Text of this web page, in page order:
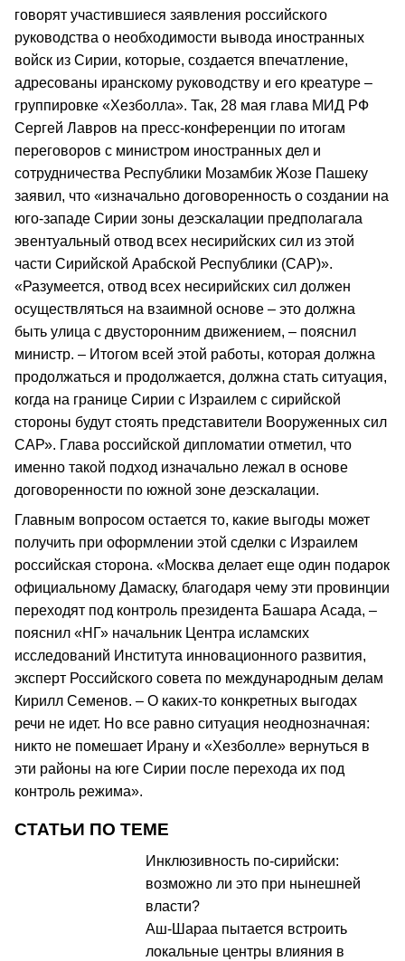
говорят участившиеся заявления российского
руководства о необходимости вывода иностранных
войск из Сирии, которые, создается впечатление,
адресованы иранскому руководству и его креатуре –
группировке «Хезболла». Так, 28 мая глава МИД РФ
Сергей Лавров на пресс-конференции по итогам
переговоров с министром иностранных дел и
сотрудничества Республики Мозамбик Жозе Пашеку
заявил, что «изначально договоренность о создании на
юго-западе Сирии зоны деэскалации предполагала
эвентуальный отвод всех несирийских сил из этой
части Сирийской Арабской Республики (САР)».
«Разумеется, отвод всех несирийских сил должен
осуществляться на взаимной основе – это должна
быть улица с двусторонним движением, – пояснил
министр. – Итогом всей этой работы, которая должна
продолжаться и продолжается, должна стать ситуация,
когда на границе Сирии с Израилем с сирийской
стороны будут стоять представители Вооруженных сил
САР». Глава российской дипломатии отметил, что
именно такой подход изначально лежал в основе
договоренности по южной зоне деэскалации.
Главным вопросом остается то, какие выгоды может
получить при оформлении этой сделки с Израилем
российская сторона. «Москва делает еще один подарок
официальному Дамаску, благодаря чему эти провинции
переходят под контроль президента Башара Асада, –
пояснил «НГ» начальник Центра исламских
исследований Института инновационного развития,
эксперт Российского совета по международным делам
Кирилл Семенов. – О каких-то конкретных выгодах
речи не идет. Но все равно ситуация неоднозначная:
никто не помешает Ирану и «Хезболле» вернуться в
эти районы на юге Сирии после перехода их под
контроль режима».
СТАТЬИ ПО ТЕМЕ
Инклюзивность по-сирийски:
возможно ли это при нынешней
власти?
Аш-Шараа пытается встроить
локальные центры влияния в